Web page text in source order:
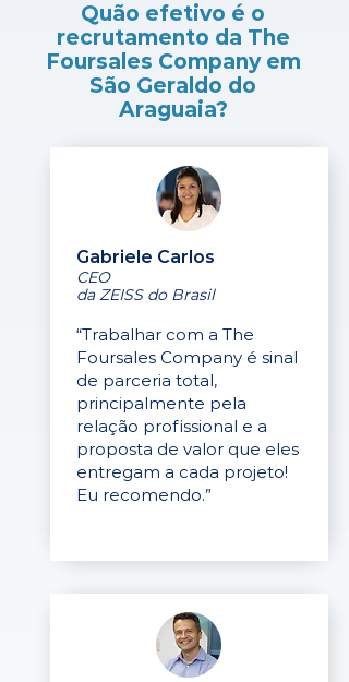
Quão efetivo é o
recrutamento da The
Foursales Company em
São Geraldo do
Araguaia?
Gabriele Carlos
CEO
da ZEISS do Brasil
“Trabalhar com a The
Foursales Company é sinal
de parceria total,
principalmente pela
relação profissional e a
proposta de valor que eles
entregam a cada projeto!
Eu recomendo.”